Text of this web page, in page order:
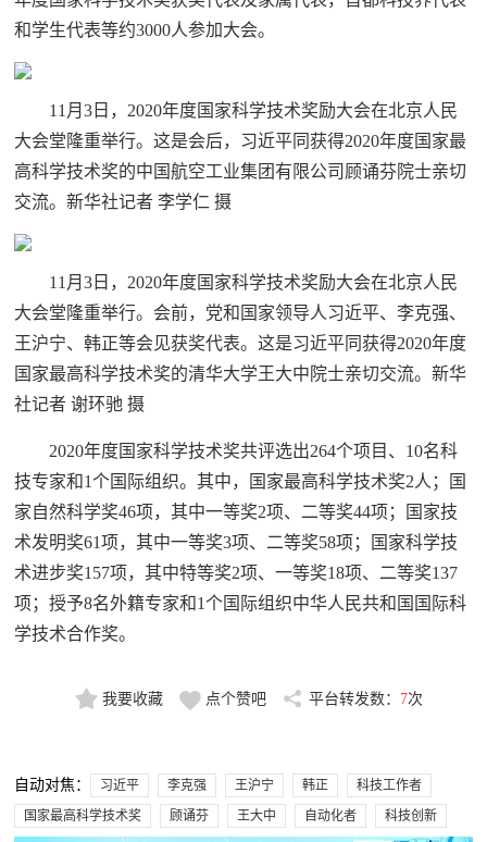
和学生代表等约3000人参加大会。
11月3日，2020年度国家科学技术奖励大会在北京人民
大会堂隆重举行。这是会后，习近平同获得2020年度国家最
高科学技术奖的中国航空工业集团有限公司顾诵芬院士亲切
交流。新华社记者 李学仁 摄
11月3日，2020年度国家科学技术奖励大会在北京人民
大会堂隆重举行。会前，党和国家领导人习近平、李克强、
王沪宁、韩正等会见获奖代表。这是习近平同获得2020年度
国家最高科学技术奖的清华大学王大中院士亲切交流。新华
社记者 谢环驰 摄
2020年度国家科学技术奖共评选出264个项目、10名科
技专家和1个国际组织。其中，国家最高科学技术奖2人；国
家自然科学奖46项，其中一等奖2项、二等奖44项；国家技
术发明奖61项，其中一等奖3项、二等奖58项；国家科学技
术进步奖157项，其中特等奖2项、一等奖18项、二等奖137
项；授予8名外籍专家和1个国际组织中华人民共和国国际科
学技术合作奖。
我要收藏 点个赞吧 平台转发数： 7次
自动对焦： 习近平 李克强 王沪宁 韩正
科技工作者
国家最高科学技术奖
顾诵芬 王大中 自动化者 科技创新